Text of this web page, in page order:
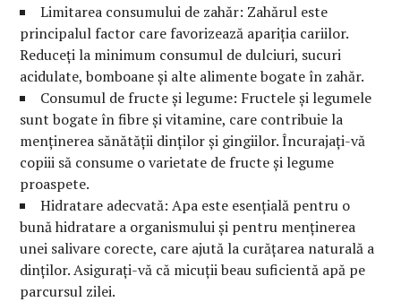
Limitarea consumului de zahăr: Zahărul este
principalul factor care favorizează apariția cariilor.
Reduceți la minimum consumul de dulciuri, sucuri
acidulate, bomboane și alte alimente bogate în zahăr.
Consumul de fructe și legume: Fructele și legumele
sunt bogate în fibre și vitamine, care contribuie la
menținerea sănătății dinților și gingiilor. Încurajați-vă
copiii să consume o varietate de fructe și legume
proaspete.
Hidratare adecvată: Apa este esențială pentru o
bună hidratare a organismului și pentru menținerea
unei salivare corecte, care ajută la curățarea naturală a
dinților. Asigurați-vă că micuții beau suficientă apă pe
parcursul zilei.